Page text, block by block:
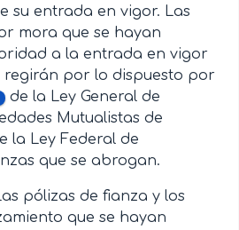
su entrada en vigor. Las
mora que se hayan
a la entrada en vigor
regirán por lo dispuesto por
de la Ley General de
Mutualistas de
la Ley Federal de
que se abrogan.
pólizas de fianza y los
que se hayan